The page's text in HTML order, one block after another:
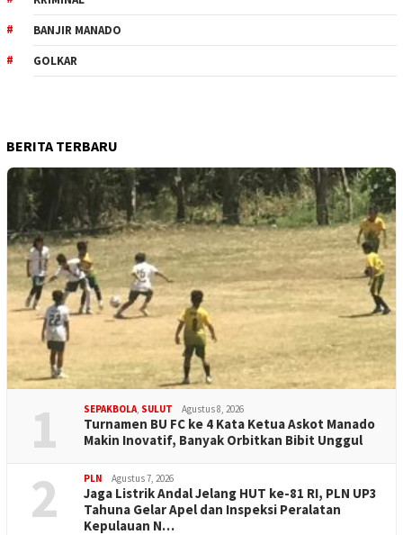
BANJIR MANADO
GOLKAR
BERITA TERBARU
1 SEPAKBOLA, SULUT Agustus 8, 2026
Turnamen BU FC ke 4 Kata Ketua Askot Manado
Makin Inovatif, Banyak Orbitkan Bibit Unggul
2 PLN Agustus 7, 2026
Jaga Listrik Andal Jelang HUT ke-81 RI, PLN UP3
Tahuna Gelar Apel dan Inspeksi Peralatan
Kepulauan N…